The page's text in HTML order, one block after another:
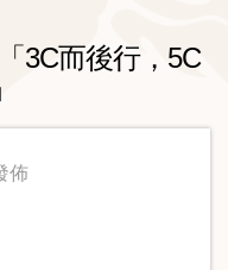
3C而後行，5C
佈